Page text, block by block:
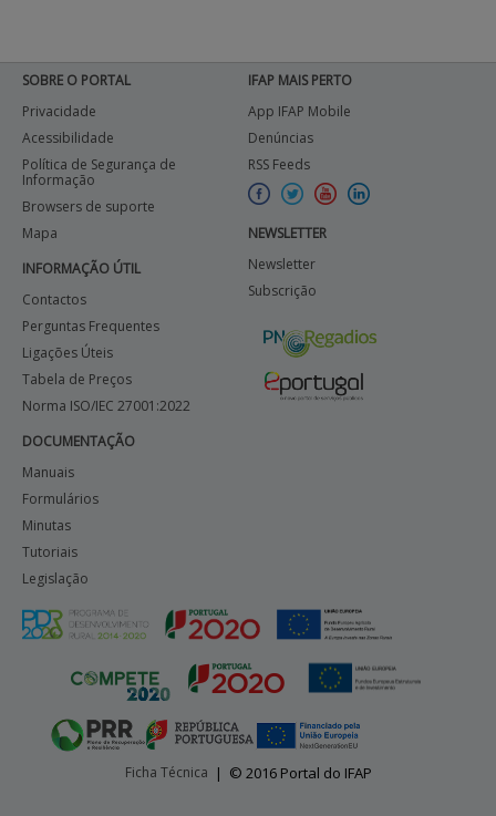
SOBRE O PORTAL
Privacidade
Acessibilidade
Política de Segurança de
Informação
Browsers de suporte
Mapa
INFORMAÇÃO ÚTIL
Contactos
Perguntas Frequentes
Ligações Úteis
Tabela de Preços
Norma ISO/IEC 27001:2022
DOCUMENTAÇÃO
Manuais
Formulários
Minutas
Tutoriais
Legislação
IFAP MAIS PERTO
App IFAP Mobile
Denúncias
RSS Feeds
NEWSLETTER
Newsletter
Subscrição
Ficha Técnica | © 2016 Portal do IFAP